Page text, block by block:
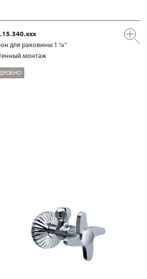
для раковины 1 ¼“
монтаж